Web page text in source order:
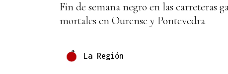
Fin de semana negro en las carreteras
mortales en Ourense y Pontevedra
La Región